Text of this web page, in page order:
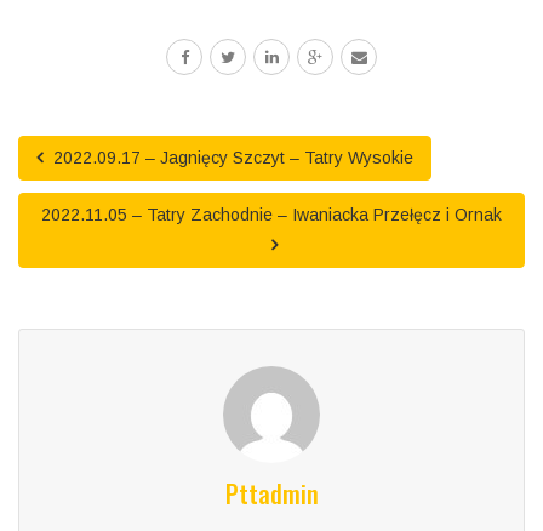
2022.09.17 – Jagnięcy Szczyt – Tatry Wysokie
2022.11.05 – Tatry Zachodnie – Iwaniacka Przełęcz i Ornak
Pttadmin